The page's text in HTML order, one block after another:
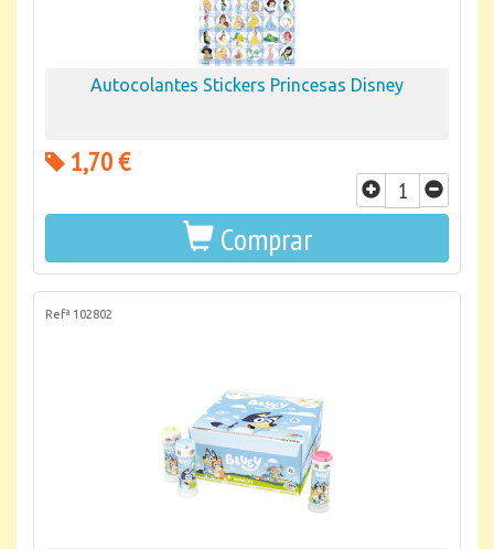
Autocolantes Stickers Princesas Disney
1,70 €
Comprar
Refª 102802